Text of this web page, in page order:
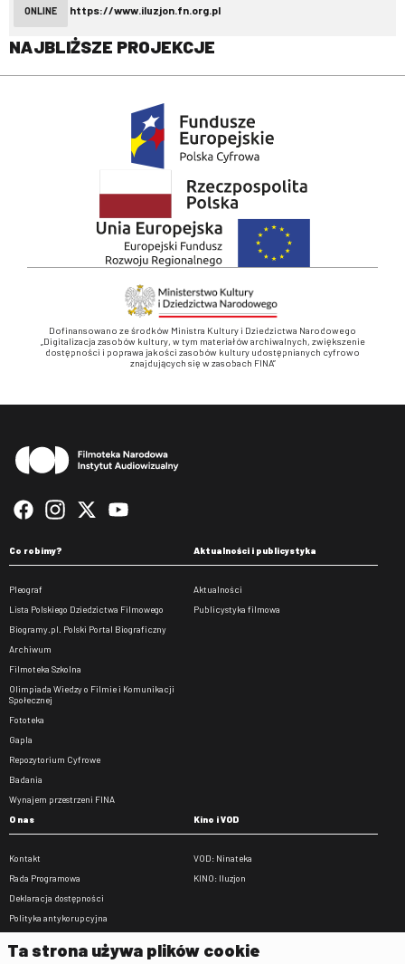
ONLINE https://www.iluzjon.fn.org.pl
NAJBLIŻSZE PROJEKCJE
Dofinansowano ze środków Ministra Kultury i Dziedzictwa Narodowego
„Digitalizacja zasobów kultury, w tym materiałów archiwalnych, zwiększenie
dostępności i poprawa jakości zasobów kultury udostępnianych cyfrowo
znajdujących się w zasobach FINA”
Co robimy?
Pleograf
Lista Polskiego Dziedzictwa Filmowego
Biogramy.pl. Polski Portal Biograficzny
Archiwum
Filmoteka Szkolna
Olimpiada Wiedzy o Filmie i Komunikacji
Społecznej
Fototeka
Gapla
Repozytorium Cyfrowe
Badania
Wynajem przestrzeni FINA
Aktualności i publicystyka
Aktualności
Publicystyka filmowa
O nas
Kontakt
Rada Programowa
Deklaracja dostępności
Polityka antykorupcyjna
Zamówienia publiczne
Kino i VOD
VOD: Ninateka
KINO: Iluzjon
Ta strona używa plików cookie